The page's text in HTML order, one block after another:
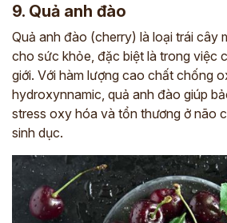
9. Quả anh đào
Quả anh đào (cherry) là loại trái cây
cho sức khỏe, đặc biệt là trong việc
giới. Với hàm lượng cao chất chống
hydroxynnamic, quả anh đào giúp
stress oxy hóa và tổn thương ở não
sinh dục.